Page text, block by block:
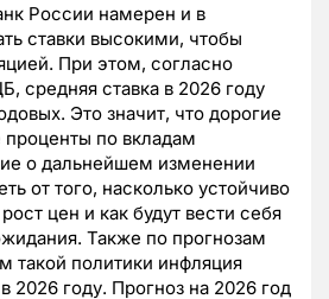
России намерен и в
ставки высокими, чтобы
При этом, согласно
средняя ставка в 2026 году
Это значит, что дорогие
по вкладам
о дальнейшем изменении
от того, насколько устойчиво
цен и как будут вести себя
Также по прогнозам
такой политики инфляция
2026 году. Прогноз на 2026 год